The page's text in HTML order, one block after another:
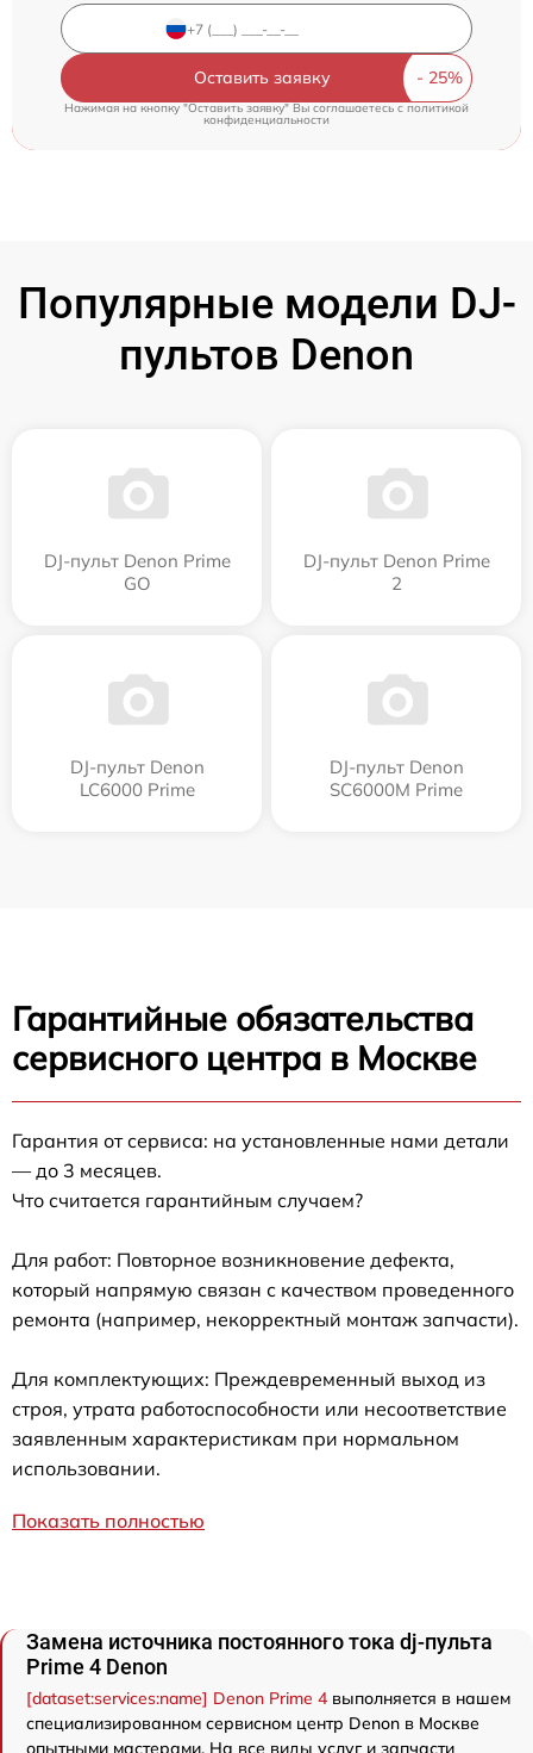
Оставить заявку
Нажимая на кнопку "Оставить заявку" Вы соглашаетесь c политикой
конфиденциальности
Популярные модели DJ-
пультов Denon
DJ-пульт Denon Prime
GO
DJ-пульт Denon Prime
2
DJ-пульт Denon
LC6000 Prime
DJ-пульт Denon
SC6000M Prime
Гарантийные обязательства
сервисного центра в Москве
Гарантия от сервиса: на установленные нами детали
— до 3 месяцев.
Что считается гарантийным случаем?
Для работ: Повторное возникновение дефекта,
который напрямую связан с качеством проведенного
ремонта (например, некорректный монтаж запчасти).
Для комплектующих: Преждевременный выход из
строя, утрата работоспособности или несоответствие
заявленным характеристикам при нормальном
использовании.
Показать полностью
Замена источника постоянного тока dj-пульта
Prime 4 Denon
[dataset:services:name] Denon Prime 4 выполняется в нашем
специализированном сервисном центр Denon в Москве
опытными мастерами. На все виды услуг и запчасти